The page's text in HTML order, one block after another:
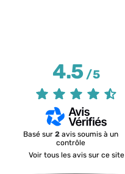
4.5/5
Basé sur 2 avis soumis à un
contrôle
Voir tous les avis sur ce site